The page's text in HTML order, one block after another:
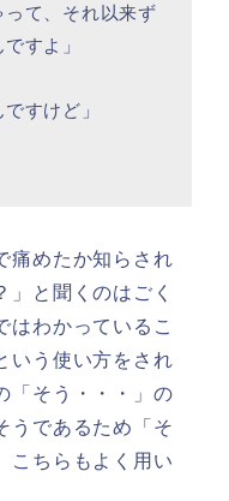
て、それ以来ず
すよ」
すけど」
痛めたか知らされ
」と聞くのはごく
はわかっているこ
いう使い方をされ
「そう・・・」の
うであるため「そ
こちらもよく用い